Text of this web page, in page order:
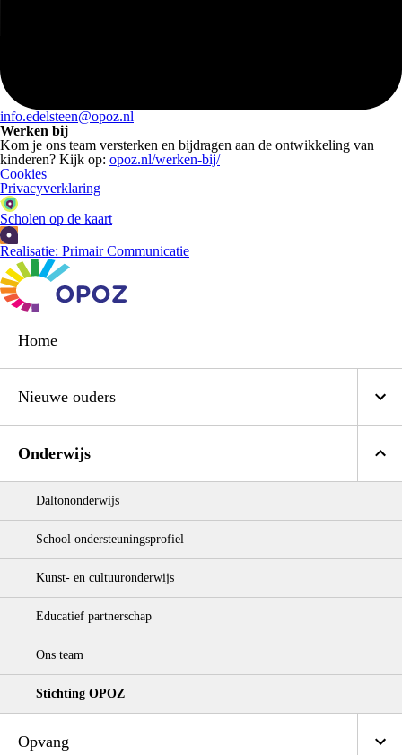
info.edelsteen@opoz.nl
Werken bij
Kom je ons team versterken en bijdragen aan de ontwikkeling van
kinderen? Kijk op: opoz.nl/werken-bij/
Cookies
Privacyverklaring
Scholen op de kaart
Realisatie: Primair Communicatie
Home
Nieuwe ouders
Onderwijs
Daltononderwijs
School ondersteuningsprofiel
Kunst- en cultuuronderwijs
Educatief partnerschap
Ons team
Stichting OPOZ
Opvang